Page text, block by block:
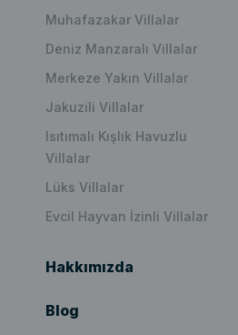
Muhafazakar Villalar
Deniz Manzaralı Villalar
Merkeze Yakın Villalar
Jakuzili Villalar
Isıtımalı Kışlık Havuzlu
Villalar
Lüks Villalar
Evcil Hayvan İzinli Villalar
Hakkımızda
Blog